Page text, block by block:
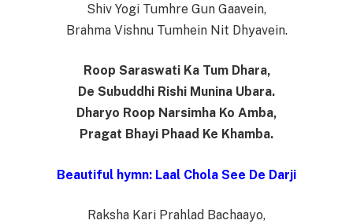
Shiv Yogi Tumhre Gun Gaavein,
Brahma Vishnu Tumhein Nit Dhyavein.
Roop Saraswati Ka Tum Dhara,
De Subuddhi Rishi Munina Ubara.
Dharyo Roop Narsimha Ko Amba,
Pragat Bhayi Phaad Ke Khamba.
Beautiful hymn: Laal Chola See De Darji
Raksha Kari Prahlad Bachaayo,